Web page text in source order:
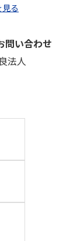
る
問い合わせ
法人